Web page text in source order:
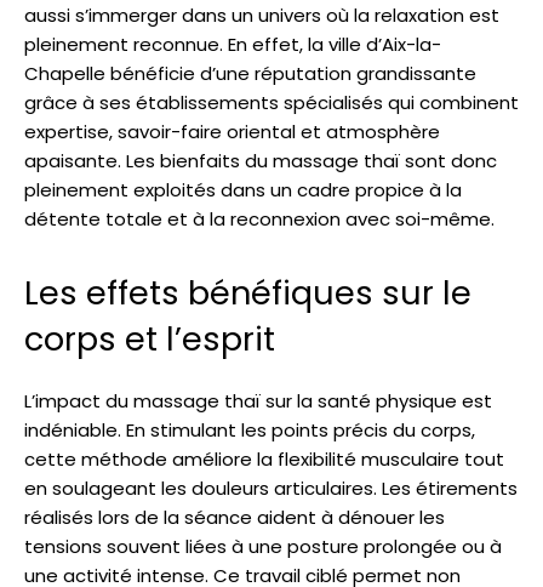
aussi s’immerger dans un univers où la relaxation est
pleinement reconnue. En effet, la ville d’Aix-la-
Chapelle bénéficie d’une réputation grandissante
grâce à ses établissements spécialisés qui combinent
expertise, savoir-faire oriental et atmosphère
apaisante. Les bienfaits du massage thaï sont donc
pleinement exploités dans un cadre propice à la
détente totale et à la reconnexion avec soi-même.
Les effets bénéfiques sur le
corps et l’esprit
L’impact du massage thaï sur la santé physique est
indéniable. En stimulant les points précis du corps,
cette méthode améliore la flexibilité musculaire tout
en soulageant les douleurs articulaires. Les étirements
réalisés lors de la séance aident à dénouer les
tensions souvent liées à une posture prolongée ou à
une activité intense. Ce travail ciblé permet non